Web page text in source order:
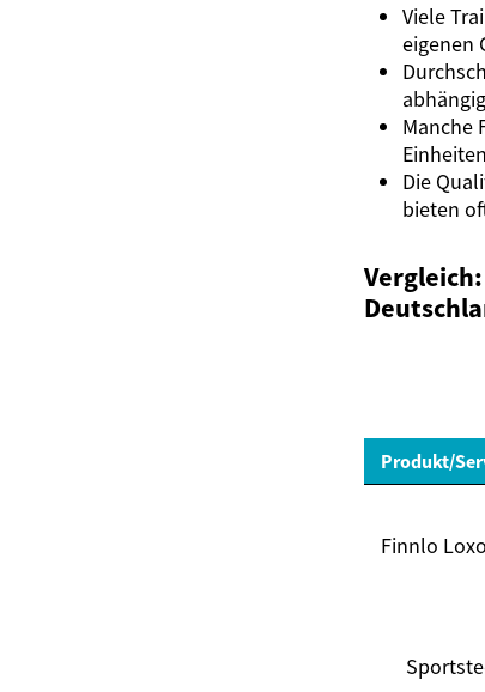
Viele
eigenen
Manche
Die
bieten
Produkt/
Finnlo